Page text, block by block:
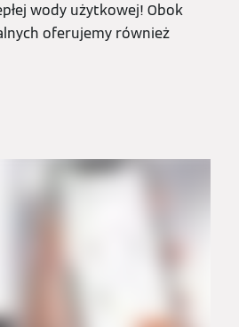
wody użytkowej! Obok
oferujemy również